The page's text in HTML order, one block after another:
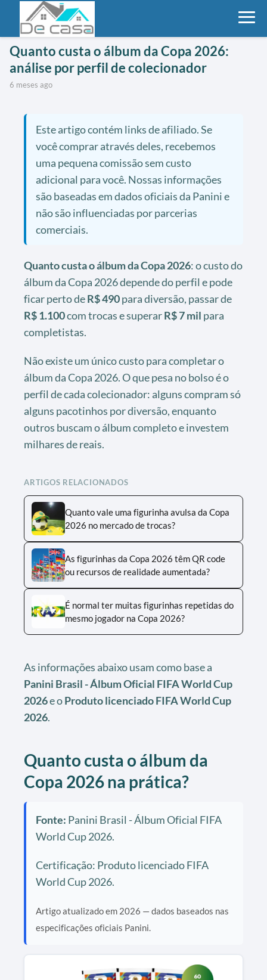
Quanto custa o álbum da Copa 2026:
análise por perfil de colecionador
6 meses ago
Este artigo contém links de afiliado. Se
você comprar através deles, recebemos
uma pequena comissão sem custo
adicional para você. Nossas informações
são baseadas em dados oficiais da Panini e
não são influenciadas por parcerias
comerciais.
Quanto custa o álbum da Copa 2026: o custo do
álbum da Copa 2026 depende do perfil e pode
ficar perto deR$ 490para diversão, passar de
R$ 1.100com trocas e superarR$ 7 mil para
completistas.
Não existe um único custo para completar o
álbum da Copa 2026. O que pesa no bolso é o
perfil de cada colecionador: alguns compram só
alguns pacotinhos por diversão, enquanto
outros buscam o álbum completo e investem
milhares de reais.
ARTIGOS RELACIONADOS
Quanto vale uma figurinha avulsa da Copa
2026 no mercado de trocas?
As figurinhas da Copa 2026 têm QR code
ou recursos de realidade aumentada?
É normal ter muitas figurinhas repetidas do
mesmo jogador na Copa 2026?
As informações abaixo usam como base a
Panini Brasil - Álbum Oficial FIFA World Cup
2026e oProduto licenciado FIFA World Cup
2026.
Quanto custa o álbum da
Copa 2026 na prática?
Fonte: Panini Brasil - Álbum Oficial FIFA
World Cup 2026.
Certificação: Produto licenciado FIFA
World Cup 2026.
Artigo atualizado em 2026 — dados baseados nas
especificações oficiais Panini.